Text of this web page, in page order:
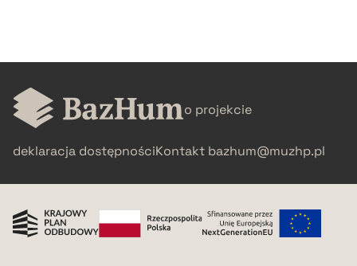
pobierz cytat
o projekcie
deklaracja dostępnościKontakt bazhum@muzhp.pl